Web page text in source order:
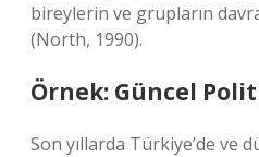
bireylerin ve grupların
(North, 1990).
Örnek: Güncel
Son yıllarda Türkiye’de ve